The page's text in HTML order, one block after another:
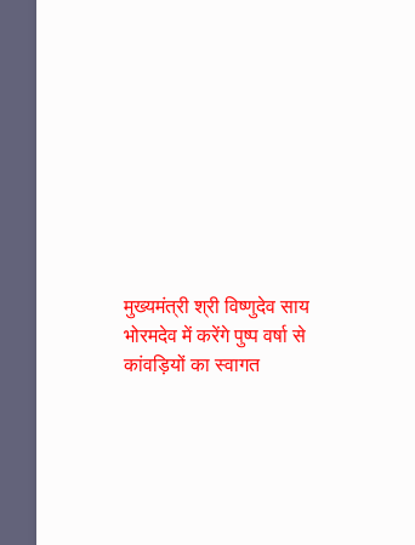
मुख्यमंत्री श्री विष्णुदेव साय
भोरमदेव में करेंगे पुष्प वर्षा से
कांवड़ियों का स्वागत